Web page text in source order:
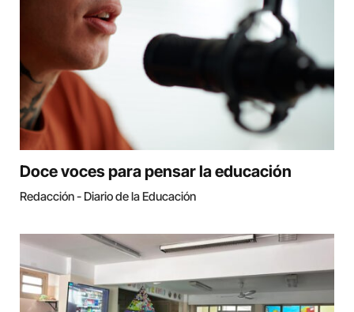
Doce voces para pensar la educación
Redacción - Diario de la Educación